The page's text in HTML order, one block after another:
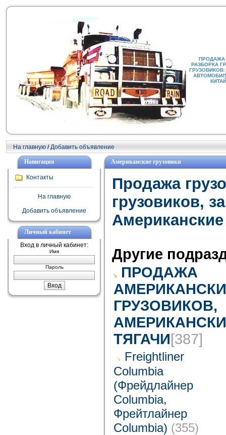
ПРОДАЖА
РАЗБОРКА
На главную /Добавить объявление
Навигация
Контакты
На главную
Добавить объявление
Личный кабинет
Вход в личный кабинет:
Имя
Пароль
Американские грузовики
Продажа
грузовиков,
Другие
ПРОДАЖА
ГРУЗОВИКОВ,
ТЯГАЧИ[387]
Freightliner
Columbia
(Фрейдлайнер
Columbia,
Фрейтлайнер
Columbia) (355)